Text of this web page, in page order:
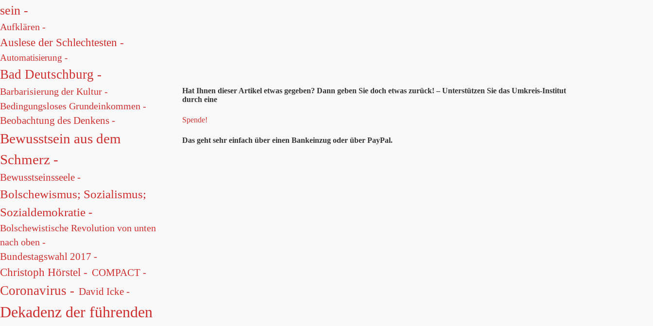
Hat Ihnen dieser Artikel etwas gegeben? Dann geben Sie doch etwas zurück! – Unterstützen Sie das Umkreis-Institut
durch eine
Spende!
Das geht sehr einfach über einen Bankeinzug oder über PayPal.
sein -
Aufklären -
Auslese der Schlechtesten -
Automatisierung -
Bad Deutschburg -
Barbarisierung der Kultur -
Bedingungsloses Grundeinkommen -
Beobachtung des Denkens -
Bewusstsein aus dem
Schmerz -
Bewusstseinsseele -
Bolschewismus; Sozialismus;
Sozialdemokratie -
Bolschewistische Revolution von unten
nach oben -
Bundestagswahl 2017 -
Christoph Hörstel - COMPACT -
Coronavirus - David Icke -
Dekadenz der führenden